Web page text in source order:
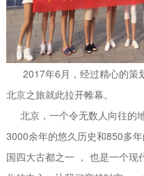
2017年6月，经过精心的策
北京之旅就此拉开帷幕。
北京，一个令无数人向往的
3000余年的悠久历史和850多
国四大古都之一 ， 也是一个现